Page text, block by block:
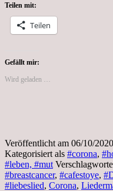
…“
auf
Teilen mit:
Teilen
Gefällt mir:
Wird geladen …
Veröffentlicht am 06/10/2020
Kategorisiert als #corona,
#leben, #mut
#breastcancer, #cafestoye,
#liebeslied, Corona,